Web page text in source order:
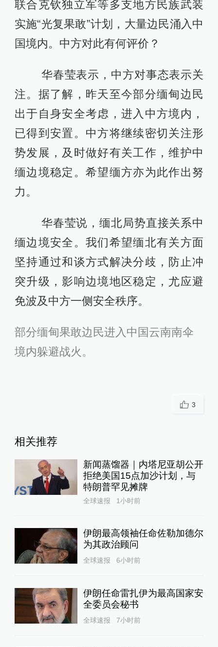
联合克钦独立军等多支地方民族武装
实施“光复果敢”计划，大量边民涌入中
国境内。中方对此有何评价？
华春莹表示，中方对事态表示关
注。据了解，昨天至今部分缅甸边民
出于自身安全考虑，进入中方境内，
已得到安置。中方将继续密切关注形
势发展，及时做好有关工作，维护中
缅边境稳定。希望缅方亦为此作出努
力。
华春莹说，缅北局势直接关系中
缅边境安全。我们希望缅北有关方面
坚持通过和谈方式解决分歧，防止冲
突升级，影响边境地区稳定，尤应避
免波及中方一侧安全秩序。
部分缅甸果敢边民进入中国云南南伞
境内躲避战火。
3
相关推荐
新闻蒸馏器｜内塔尼亚胡公开
拒绝美国15点加沙计划，与
特朗普罕见摊牌
全球速报 1小时前
伊朗最高领袖任命佐勒加德尔
为其政治顾问
全球速报 6小时前
伊朗任命雷扎伊为最高国家安
全委员会秘书
全球速报 7小时前